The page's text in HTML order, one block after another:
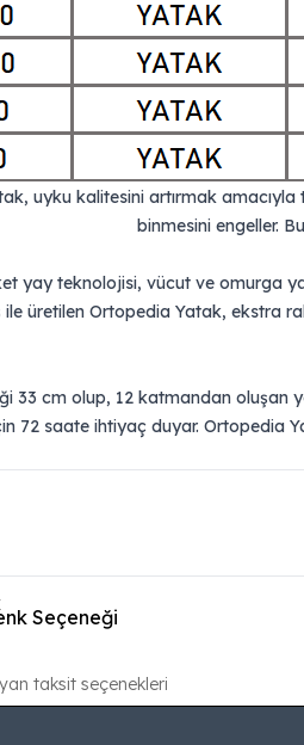
uyku kalitesini artırmak amacıyla
binmesini engeller.
yay teknolojisi, vücut ve omurga
üretilen Ortopedia Yatak, ekstra
33 cm olup, 12 katmandan oluşan
72 saate ihtiyaç duyar. Ortopedia
Seçeneği
taksit seçenekleri